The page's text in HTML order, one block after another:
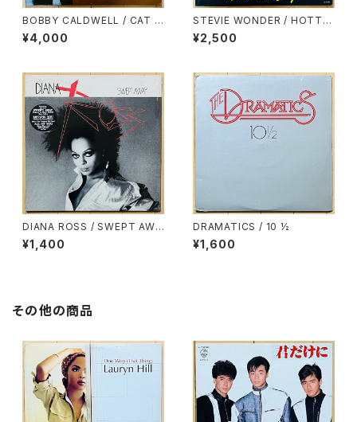
BOBBY CALDWELL / CAT I
N THE HAT
¥4,000
STEVIE WONDER / HOTTE
R THAN JULY
¥2,500
DIANA ROSS / SWEPT AWA
Y
¥1,400
DRAMATICS / 10 ½
¥1,600
その他の商品